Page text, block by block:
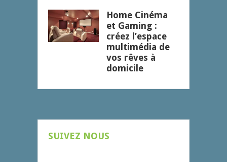
Home Cinéma
et Gaming :
créez l’espace
multimédia de
vos rêves à
domicile
SUIVEZ NOUS